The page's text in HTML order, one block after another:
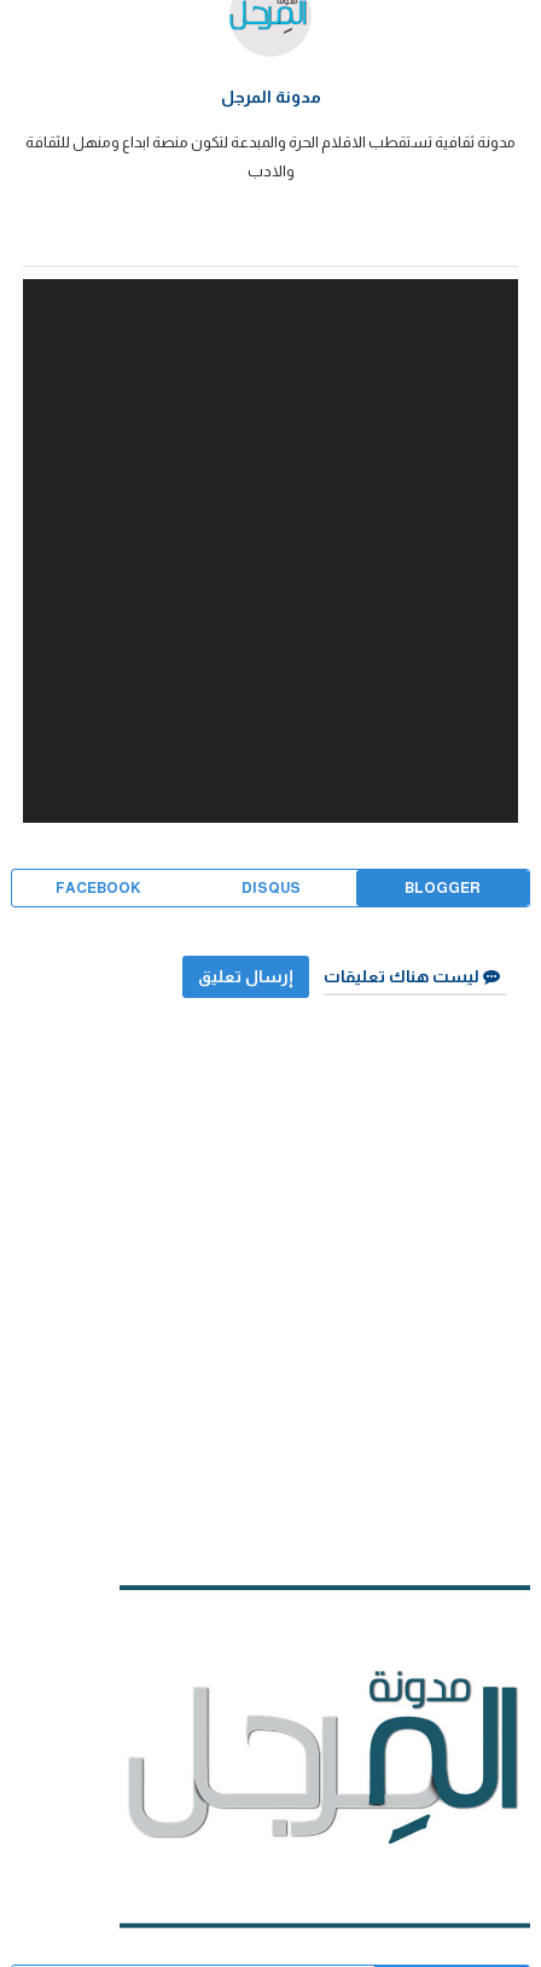
مدونة المرجل
مدونة ثقافية تستقطب الاقلام الحرة والمبدعة لتكون منصة ابداع ومنهل للثقافة
والادب
BLOGGER
DISQUS
FACEBOOK
ليست هناك تعليقات إرسال تعليق